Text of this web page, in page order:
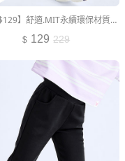
【特惠$129】舒適.MIT永續環保材質-抗UV吸排抗菌束口長褲-童裝
129 229